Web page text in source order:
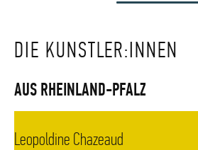
DIE KUNSTLER:INNEN
AUS RHEINLAND-PFALZ
Leopoldine Chazeaud